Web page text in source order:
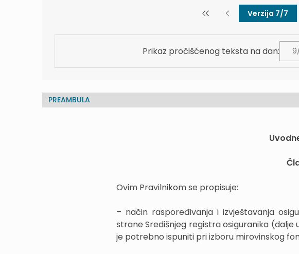
Verzija 7/7
Prikaz pročišćenog teksta na dan:
PREAMBULA
Ovim Pravilnikom se propisuje:
– način raspoređivanja i izvještavanja
strane Središnjeg registra osiguranika (dalje
je potrebno ispuniti pri izboru mirovinskog